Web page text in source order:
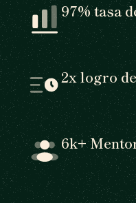
97% tasa
2x logro
6k+